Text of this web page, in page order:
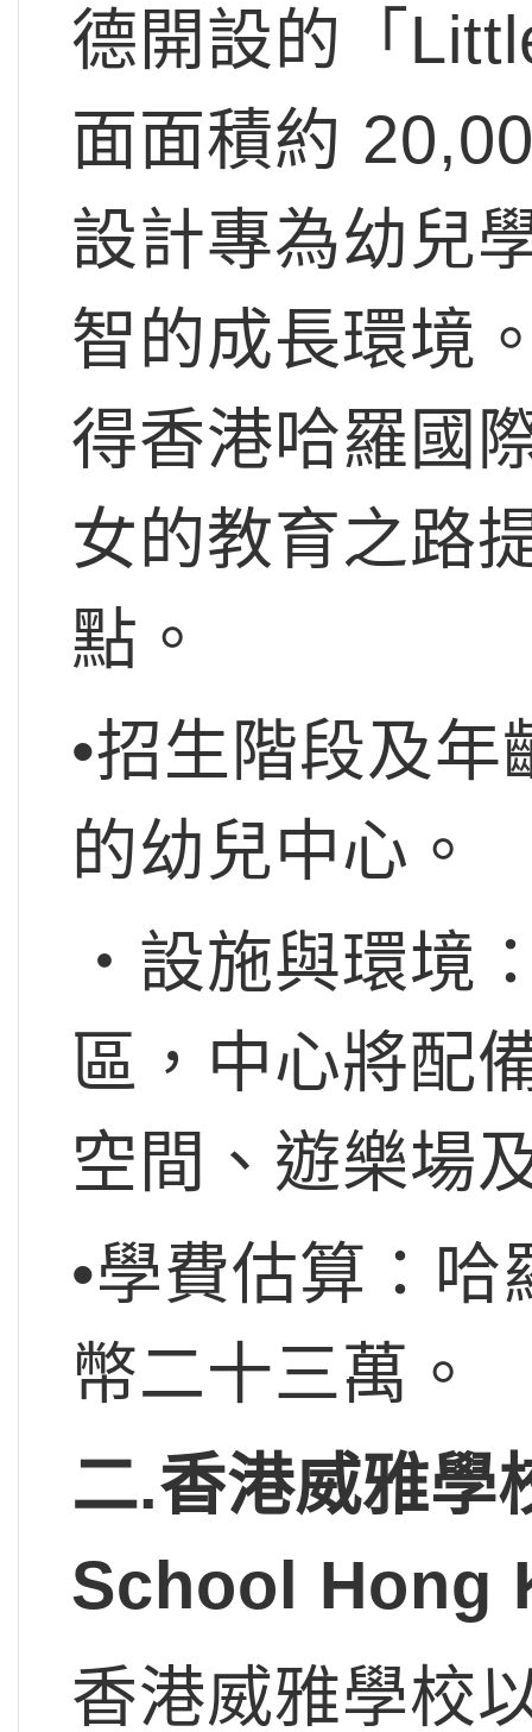
德開設的「
面面積約
設計專為幼兒
智的成長環境
得香港哈羅國
女的教育之路
點。
•招生階段及
的幼兒中心。
‧設施與環境
區，中心將配
空間、遊樂場
•學費估算：
幣二十三萬。
二.香港威雅
School Hong
香港威雅學校